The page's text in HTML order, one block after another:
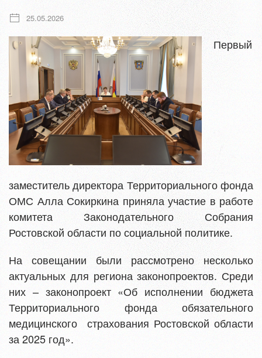
25.05.2026
Первый
заместитель директора Территориального фонда
ОМС Алла Сокиркина приняла участие в работе
комитета Законодательного Собрания
Ростовской области по социальной политике.
На совещании были рассмотрено несколько
актуальных для региона законопроектов. Среди
них – законопроект «Об исполнении бюджета
Территориального фонда обязательного
медицинского страхования Ростовской области
за 2025 год».